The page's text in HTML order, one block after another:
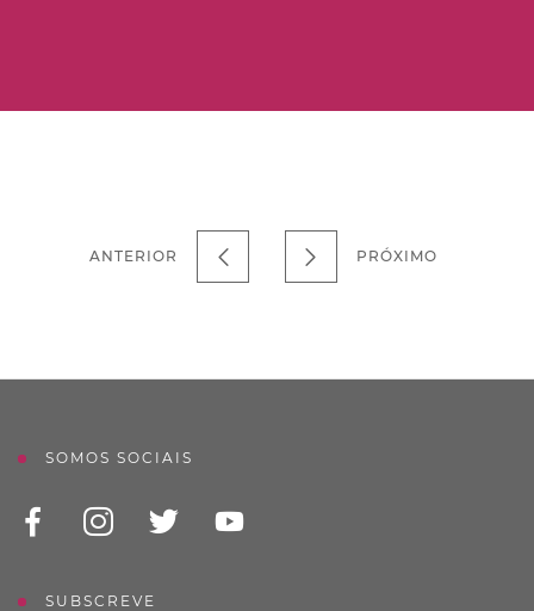
ANTERIOR PRÓXIMO
SOMOS SOCIAIS
SUBSCREVE